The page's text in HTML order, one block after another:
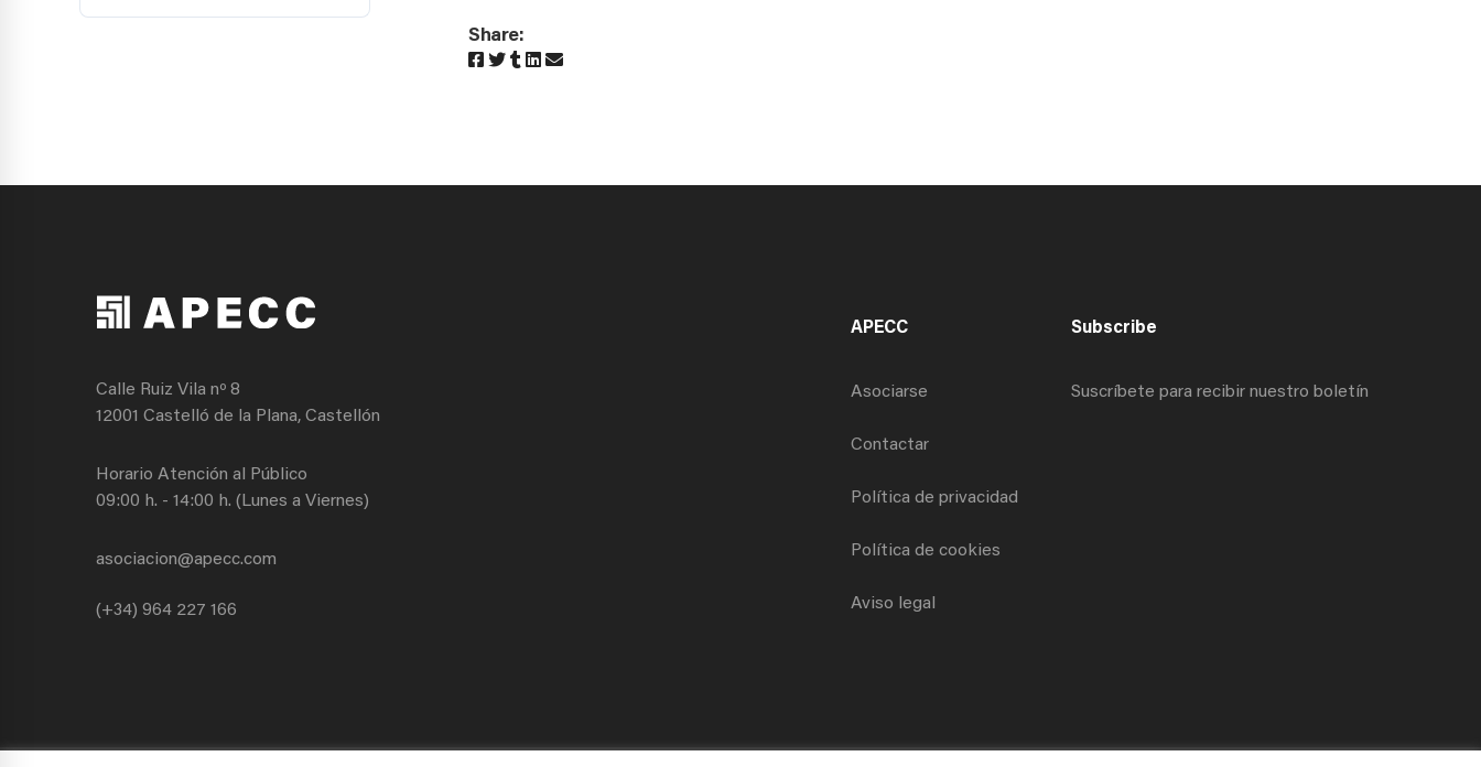
Share:
Calle Ruiz Vila nº 8
12001 Castelló de la Plana, Castellón
Horario Atención al Público
09:00 h. - 14:00 h. (Lunes a Viernes)
asociacion@apecc.com
(+34) 964 227 166
APECC
Asociarse
Contactar
Política de privacidad
Política de cookies
Aviso legal
Subscribe
Suscríbete para recibir nuestro boletín